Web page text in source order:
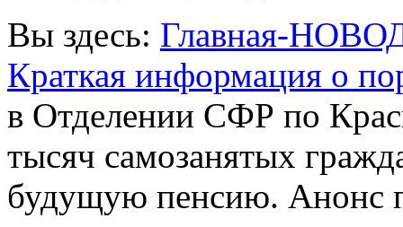
Вы здесь: Главная-
Краткая информация о
в Отделении СФР по
тысяч самозанятых
будущую пенсию. Анонс